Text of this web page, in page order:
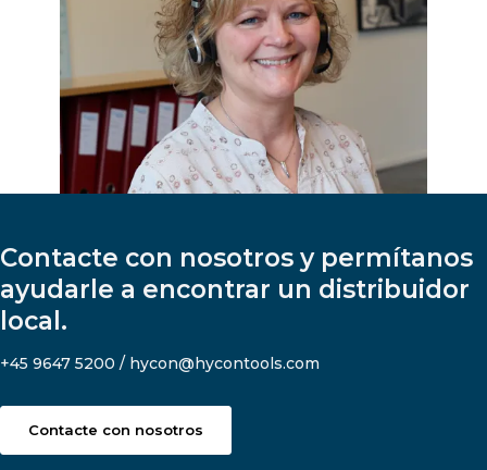
Contacte con nosotros y permítanos
ayudarle a encontrar un distribuidor
local.
+45 9647 5200 / hycon@hycontools.com
Contacte con nosotros